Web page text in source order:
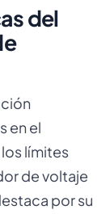
del
en el
límites
de voltaje
por su